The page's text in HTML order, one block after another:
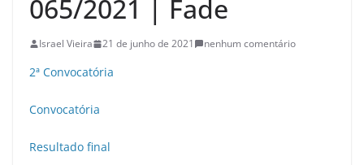
065/2021 | Fade
Israel Vieira 21 de junho de 2021 nenhum comentário
2ª Convocatória
Convocatória
Resultado final